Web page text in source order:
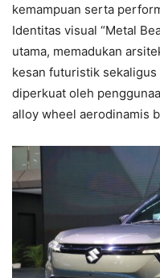
kemampuan serta
Identitas visual “Metal
utama, memadukan
kesan futuristik
diperkuat oleh
alloy wheel aerodinamis